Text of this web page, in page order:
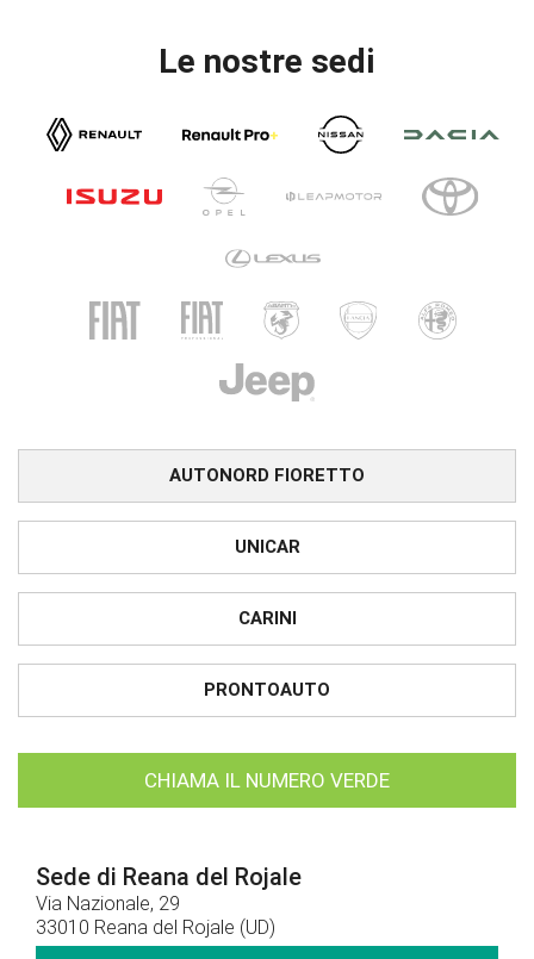
Le nostre sedi
AUTONORD FIORETTO
UNICAR
CARINI
PRONTOAUTO
CHIAMA IL NUMERO VERDE
Sede di Reana del Rojale
Via Nazionale, 29
33010 Reana del Rojale (UD)